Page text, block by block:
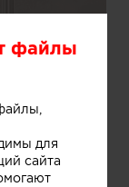
файлы
для
сайта